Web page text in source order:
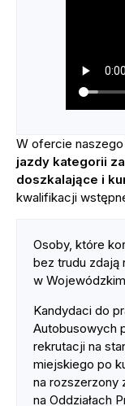
W ofercie
jazdy kategorii
doszkalające i
kwalifikacji
Osoby, które
bez trudu zdają
w
Kandydaci do
Autobusowych
rekrutacji na
miejskiego po
na rozszerzony
na Oddziałach